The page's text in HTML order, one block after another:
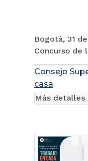
Bogotá, 31
Concurso de
Consejo
casa
Más detalles